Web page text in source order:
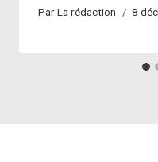
ParLa rédaction 8